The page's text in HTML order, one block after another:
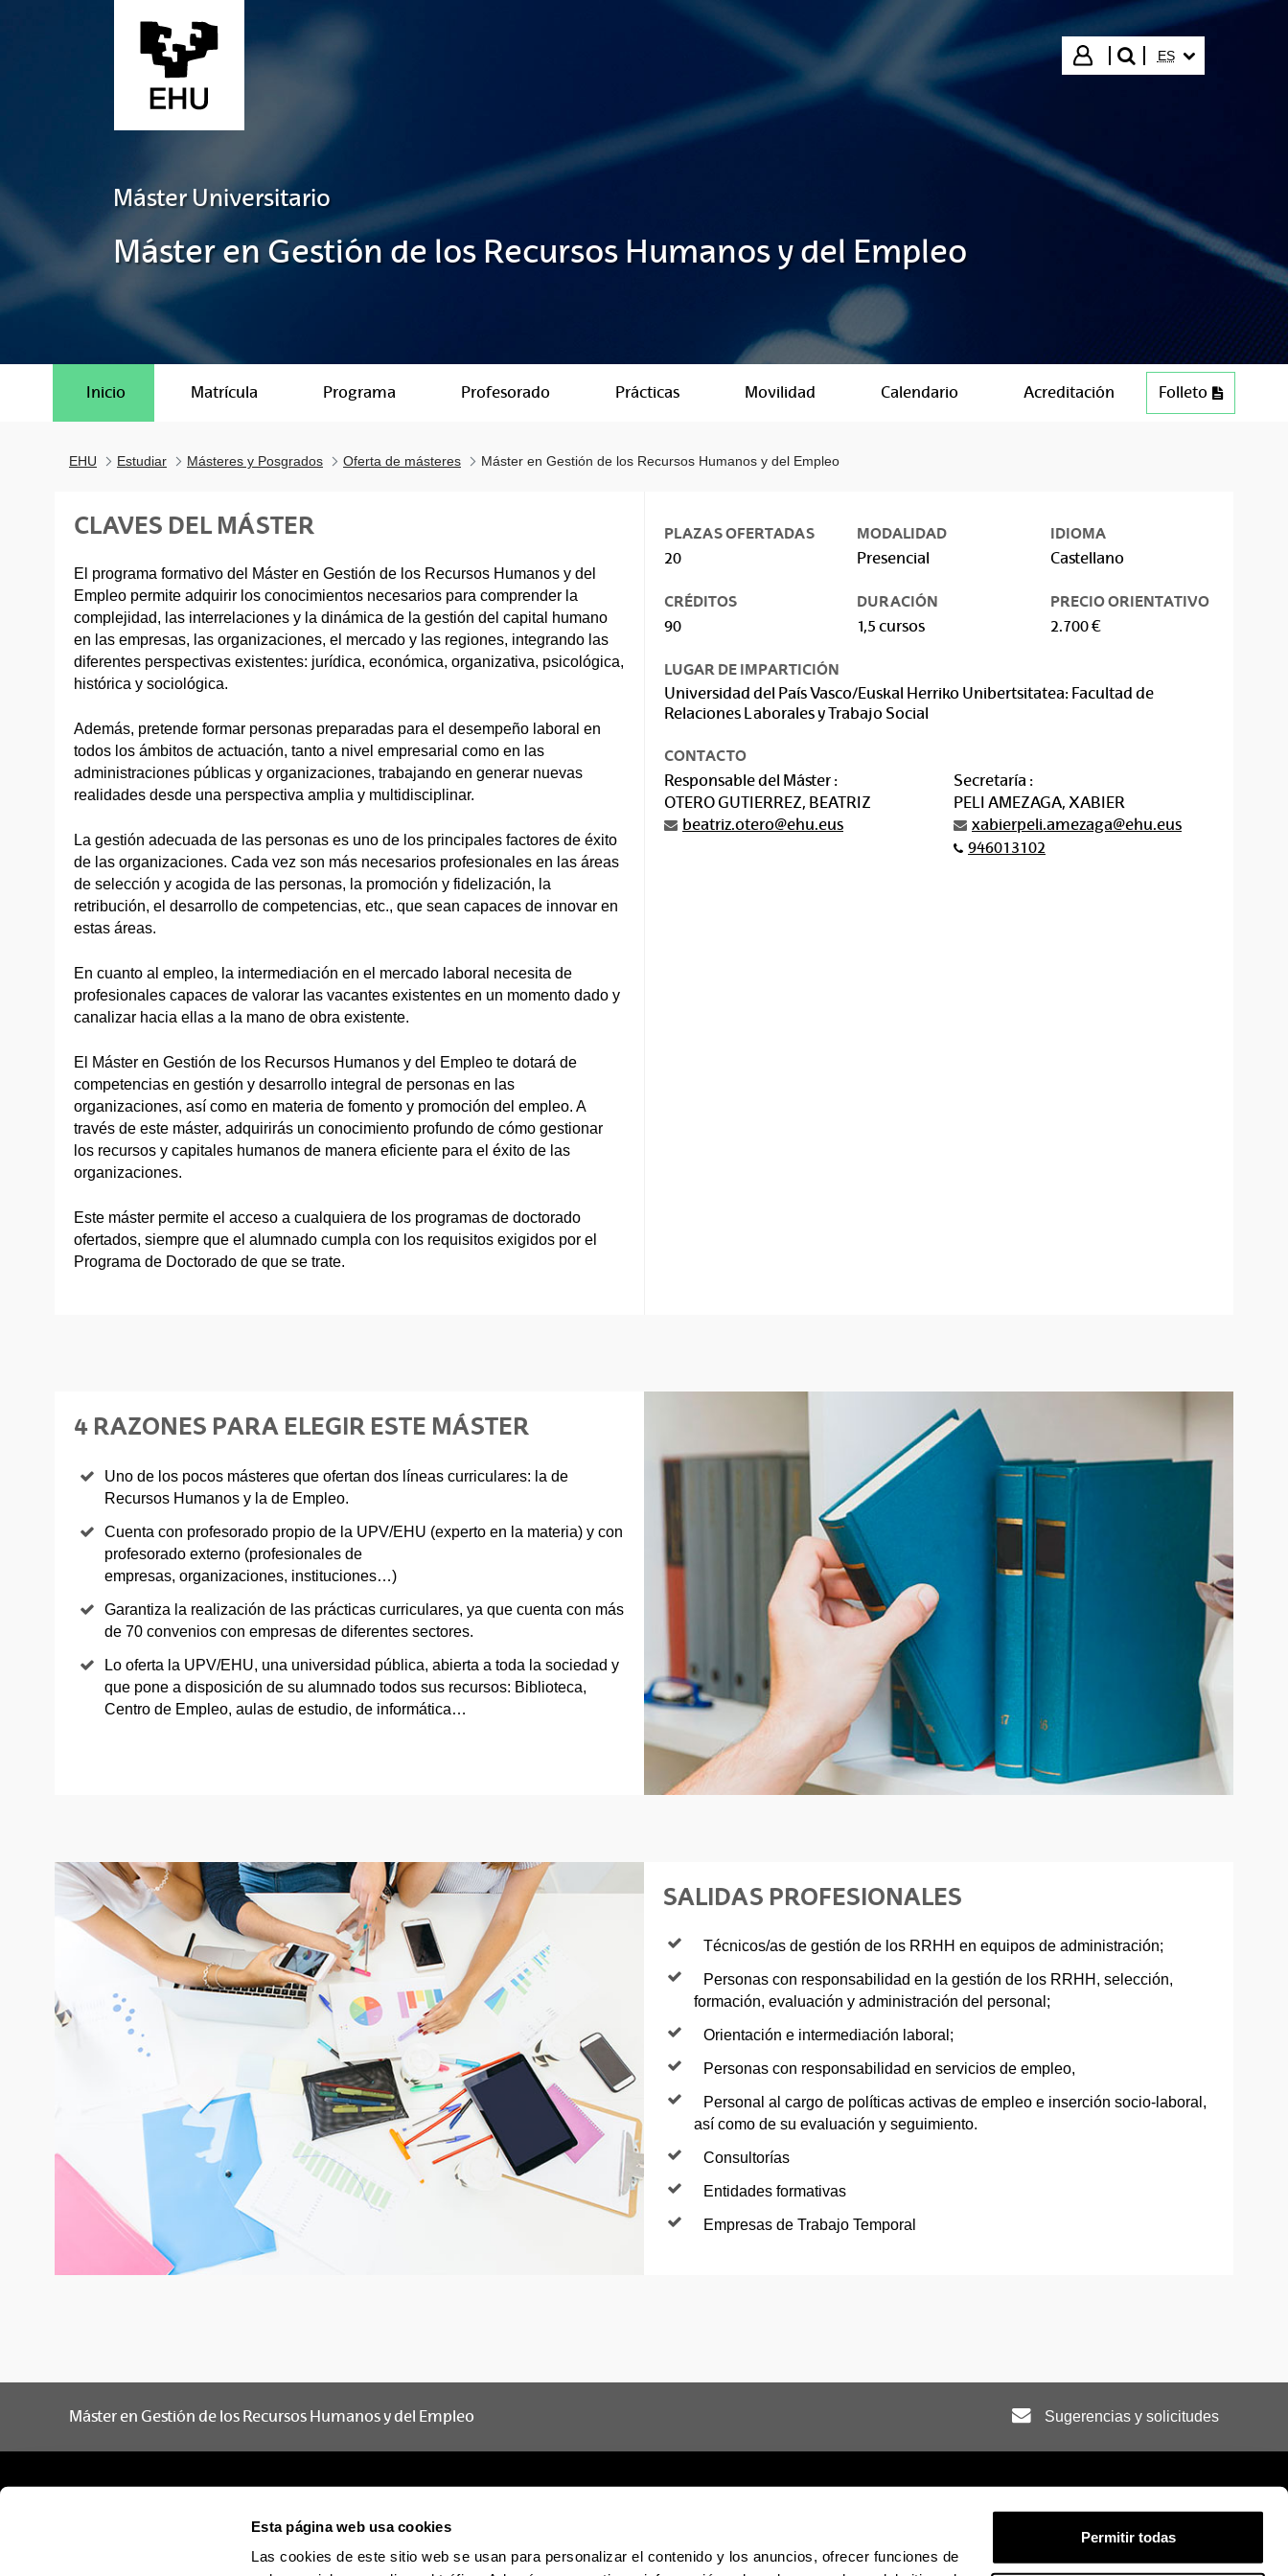
Esta página web usa cookies
Las cookies de este sitio web se usan para personalizar el contenido y los anuncios, ofrecer funciones de
Permitir todas
Iniciar sesión
buscar"
ES
Máster Universitario
Máster en Gestión de los Recursos Humanos y del Empleo
Inicio Matrícula Programa Profesorado Prácticas Movilidad Calendario Acreditación Folleto
EHU Estudiar Másteres y Posgrados Oferta de másteres Máster en Gestión de los Recursos Humanos y del Empleo
CLAVES DEL MÁSTER
El programa formativo del Máster en Gestión de los Recursos Humanos y del
Empleo permite adquirir los conocimientos necesarios para comprender la
complejidad, las interrelaciones y la dinámica de la gestión del capital humano
en las empresas, las organizaciones, el mercado y las regiones, integrando las
diferentes perspectivas existentes: jurídica, económica, organizativa, psicológica,
histórica y sociológica.
Además, pretende formar personas preparadas para el desempeño laboral en
todos los ámbitos de actuación, tanto a nivel empresarial como en las
administraciones públicas y organizaciones, trabajando en generar nuevas
realidades desde una perspectiva amplia y multidisciplinar.
La gestión adecuada de las personas es uno de los principales factores de éxito
de las organizaciones. Cada vez son más necesarios profesionales en las áreas
de selección y acogida de las personas, la promoción y fidelización, la
retribución, el desarrollo de competencias, etc., que sean capaces de innovar en
estas áreas.
En cuanto al empleo, la intermediación en el mercado laboral necesita de
profesionales capaces de valorar las vacantes existentes en un momento dado y
canalizar hacia ellas a la mano de obra existente.
El Máster en Gestión de los Recursos Humanos y del Empleo te dotará de
competencias en gestión y desarrollo integral de personas en las
organizaciones, así como en materia de fomento y promoción del empleo. A
través de este máster, adquirirás un conocimiento profundo de cómo gestionar
los recursos y capitales humanos de manera eficiente para el éxito de las
organizaciones.
Este máster permite el acceso a cualquiera de los programas de doctorado
ofertados, siempre que el alumnado cumpla con los requisitos exigidos por el
Programa de Doctorado de que se trate.
PLAZAS OFERTADAS
20
MODALIDAD
Presencial
IDIOMA
Castellano
CRÉDITOS
90
DURACIÓN
1,5 cursos
PRECIO ORIENTATIVO
2.700 €
LUGAR DE IMPARTICIÓN
Universidad del País Vasco/Euskal Herriko Unibertsitatea: Facultad de
Relaciones Laborales y Trabajo Social
CONTACTO
Responsable del Máster :
OTERO GUTIERREZ, BEATRIZ
beatriz.otero@ehu.eus
Secretaría :
PELI AMEZAGA, XABIER
xabierpeli.amezaga@ehu.eus
946013102
4 RAZONES PARA ELEGIR ESTE MÁSTER
Uno de los pocos másteres que ofertan dos líneas curriculares: la de
Recursos Humanos y la de Empleo.
Cuenta con profesorado propio de la UPV/EHU (experto en la materia) y con
profesorado externo (profesionales de
empresas, organizaciones, instituciones…)
Garantiza la realización de las prácticas curriculares, ya que cuenta con más
de 70 convenios con empresas de diferentes sectores.
Lo oferta la UPV/EHU, una universidad pública, abierta a toda la sociedad y
que pone a disposición de su alumnado todos sus recursos: Biblioteca,
Centro de Empleo, aulas de estudio, de informática…
SALIDAS PROFESIONALES
Técnicos/as de gestión de los RRHH en equipos de administración;
Personas con responsabilidad en la gestión de los RRHH, selección,
formación, evaluación y administración del personal;
Orientación e intermediación laboral;
Personas con responsabilidad en servicios de empleo,
Personal al cargo de políticas activas de empleo e inserción socio-laboral,
así como de su evaluación y seguimiento.
Consultorías
Entidades formativas
Empresas de Trabajo Temporal
Máster en Gestión de los Recursos Humanos y del Empleo Sugerencias y solicitudes
Sede electrónica Accesibilidad Información legal Mapa Ayuda Contacto